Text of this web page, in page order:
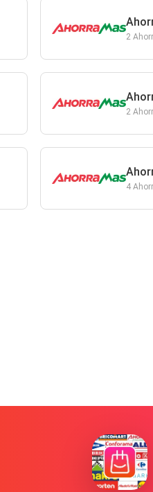
2
2
4